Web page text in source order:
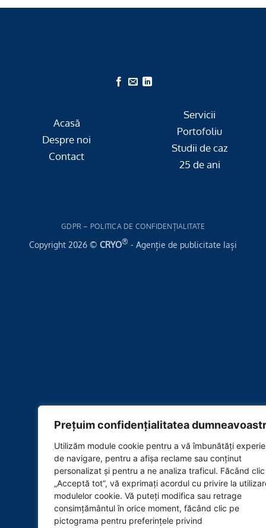
Prețuim confidențialitatea
Utilizăm module cookie pentru a vă îmbunătăți
de navigare, pentru a afișa reclame sau conținut
personalizat și pentru a ne analiza traficul. Făcând
„Acceptă tot”, vă exprimați acordul cu privire la
modulelor cookie. Vă puteți modifica sau retrage
consimțământul în orice moment, făcând clic pe
pictograma pentru preferințele privind
Acasă
Despre noi
Contact
Servicii
Portofoliu
Studii de caz
25 de ani
GDPR – POLITICA DE CONFIDENȚIALITATE
Copyright 2026 © CRYO® - Agenție de publicitate Iași